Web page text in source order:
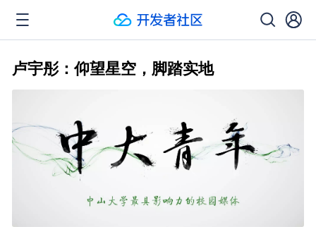
卢宇彤：仰望星空，脚踏实地